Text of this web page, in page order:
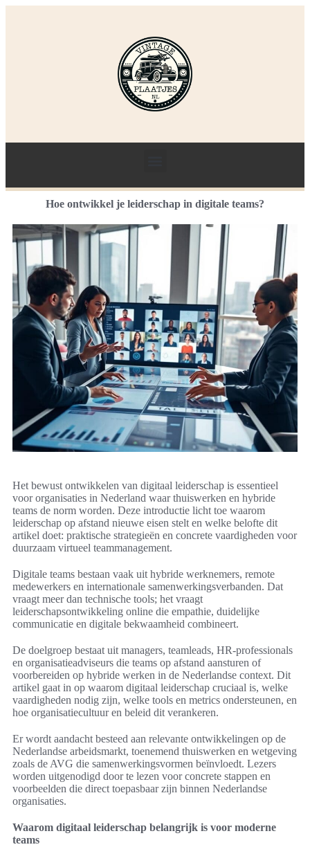
Hoe ontwikkel je leiderschap in digitale teams?
Het bewust ontwikkelen van digitaal leiderschap is essentieel
voor organisaties in Nederland waar thuiswerken en hybride
teams de norm worden. Deze introductie licht toe waarom
leiderschap op afstand nieuwe eisen stelt en welke belofte dit
artikel doet: praktische strategieën en concrete vaardigheden voor
duurzaam virtueel teammanagement.
Digitale teams bestaan vaak uit hybride werknemers, remote
medewerkers en internationale samenwerkingsverbanden. Dat
vraagt meer dan technische tools; het vraagt
leiderschapsontwikkeling online die empathie, duidelijke
communicatie en digitale bekwaamheid combineert.
De doelgroep bestaat uit managers, teamleads, HR-professionals
en organisatieadviseurs die teams op afstand aansturen of
voorbereiden op hybride werken in de Nederlandse context. Dit
artikel gaat in op waarom digitaal leiderschap cruciaal is, welke
vaardigheden nodig zijn, welke tools en metrics ondersteunen, en
hoe organisatiecultuur en beleid dit verankeren.
Er wordt aandacht besteed aan relevante ontwikkelingen op de
Nederlandse arbeidsmarkt, toenemend thuiswerken en wetgeving
zoals de AVG die samenwerkingsvormen beïnvloedt. Lezers
worden uitgenodigd door te lezen voor concrete stappen en
voorbeelden die direct toepasbaar zijn binnen Nederlandse
organisaties.
Waarom digitaal leiderschap belangrijk is voor moderne
teams